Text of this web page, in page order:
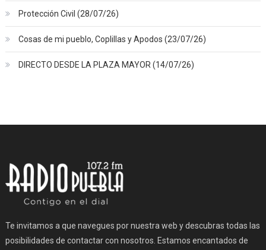
Protección Civil (28/07/26)
Cosas de mi pueblo, Coplillas y Apodos (23/07/26)
DIRECTO DESDE LA PLAZA MAYOR (14/07/26)
Te invitamos a que navegues por nuestra web y descubras todas las
posibilidades de contactar con nosotros. Estamos encantados de